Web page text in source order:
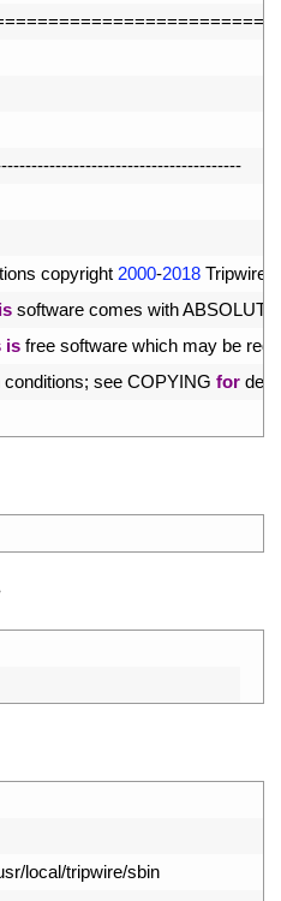
=====================
---------------------------------------
copyright 2000-2018 Tripwire
software comes with
is free software which may be
conditions; see COPYING for
/local/tripwire/sbin